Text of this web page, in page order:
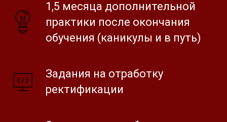
1,5 месяца дополнительной
практики после окончания
обучения (каникулы и в путь)
Задания на отработку
ректификации